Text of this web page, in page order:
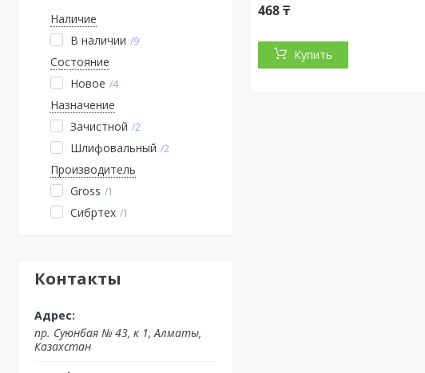
Наличие
В наличии
9
Состояние
Новое
4
Назначение
Зачистной 2
Шлифовальный 2
Производитель
Gross
1
Сибртех 1
Контакты
пр. Суюнбая № 43, к 1, Алматы,
Казахстан
468 ₸
Купить